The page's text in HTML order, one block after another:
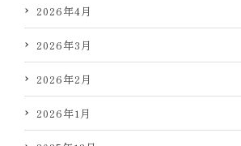
2026年4月
2026年3月
2026年2月
2026年1月